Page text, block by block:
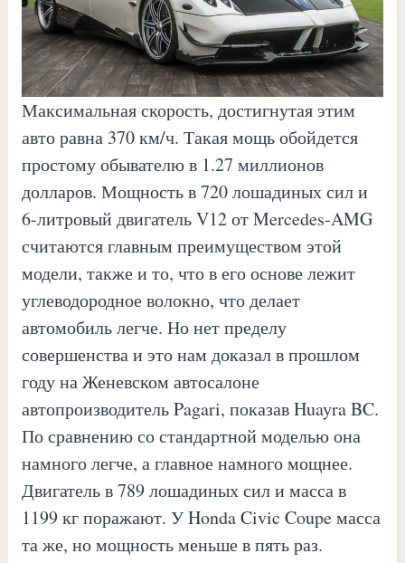
Максимальная скорость, достигнутая этим
авто равна 370 км/ч. Такая мощь обойдется
простому обывателю в 1.27 миллионов
долларов. Мощность в 720 лошадиных сил и
6-литровый двигатель V12 от Mercedes-AMG
считаются главным преимуществом этой
модели, также и то, что в его основе лежит
углеводородное волокно, что делает
автомобиль легче. Но нет пределу
совершенства и это нам доказал в прошлом
году на Женевском автосалоне
автопроизводитель Pagari, показав Huayra BC.
По сравнению со стандартной моделью она
намного легче, а главное намного мощнее.
Двигатель в 789 лошадиных сил и масса в
1199 кг поражают. У Honda Civic Coupe масса
та же, но мощность меньше в пять раз.